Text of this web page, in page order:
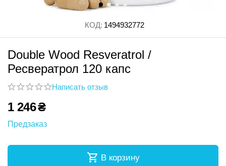
КОД: 1494932772
Double Wood Resveratrol /
Ресвератрол 120 капс
Написать отзыв
1 246₴
Предзаказ
В корзину